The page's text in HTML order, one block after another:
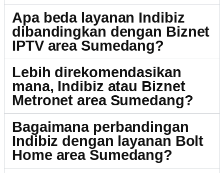
Apa beda layanan Indibiz
dibandingkan dengan Biznet
IPTV area Sumedang?
Lebih direkomendasikan
mana, Indibiz atau Biznet
Metronet area Sumedang?
Bagaimana perbandingan
Indibiz dengan layanan Bolt
Home area Sumedang?